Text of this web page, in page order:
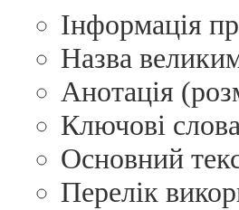
Інформація
Назва
Анотація
Ключові
Основний
Перелік